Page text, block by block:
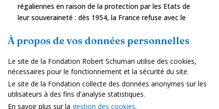
À propos de vos données personnelles
Le site de la Fondation Robert Schuman utilise des cookies,
nécessaires pour le fonctionnement et la sécurité du site.
Le site de la Fondation collecte des données anonymes sur les
utilisateurs à des fins d'analyse statistiques.
En savoir plus sur la gestion des cookies.
régaliennes en raison de la protection par les Etats de
leur souveraineté : dès 1954, la France refuse avec le
constitution d'une défense européenne. L'Union s'est dès
politique de cohésion) qui génèrent des conflits
d'appropriation. Or dans le monde globalisé, il semblerait
logique que l'Union dispose d'instruments régaliens.
actuel n'est pourtant pas fatal ni inéluctable.